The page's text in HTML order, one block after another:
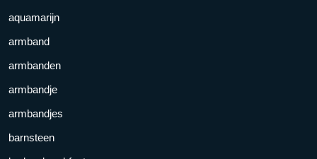
aquamarijn
armband
armbanden
armbandje
armbandjes
barnsteen